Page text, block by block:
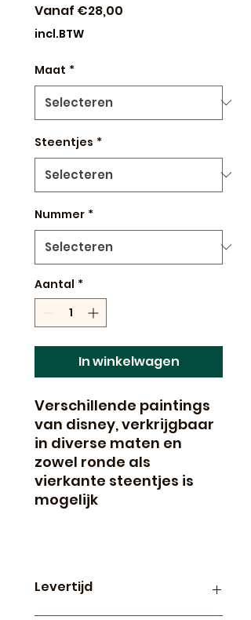
Vanaf €28,00
incl.BTW
Maat *
Steentjes *
Nummer *
Aantal *
In winkelwagen
Verschillende paintings
van disney, verkrijgbaar
in diverse maten en
zowel ronde als
vierkante steentjes is
mogelijk
Levertijd